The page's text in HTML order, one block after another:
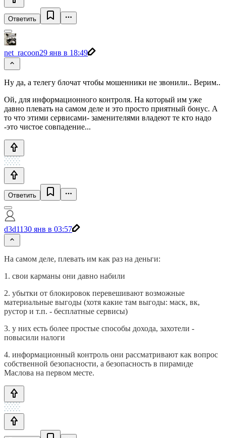
Ответить
net_racoon29 янв в 18:49
Ну да, а телегу блочат чтобы мошенники не звонили.. Верим..
Ой, для информационного контроля. На который им уже
давно плевать на самом деле и это просто приятный бонус. А
то что этими сервисами- заменителями владеют те кто надо
-это чистое совпадение...
Ответить
d3d1130 янв в 03:57
На самом деле, плевать им как раз на деньги:
1. свои карманы они давно набили
2. убытки от блокировок перевешивают возможные
материальные выгоды (хотя какие там выгоды: маск, вк,
рустор и т.п. - бесплатные сервисы)
3. у них есть более простые способы дохода, захотели -
повысили налоги
4. информационный контроль они рассматривают как вопрос
собственной безопасности, а безопасность в пирамиде
Маслова на первом месте.